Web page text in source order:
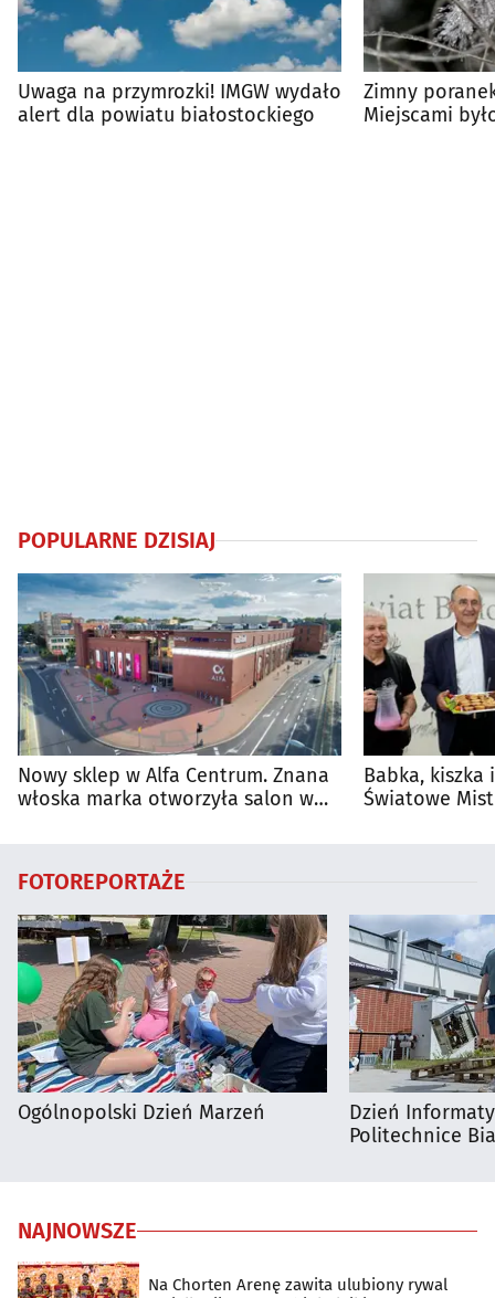
Uwaga na przymrozki! IMGW wydało
alert dla powiatu białostockiego
Zimny
Miejscami
POPULARNE DZISIAJ
Nowy sklep w Alfa Centrum. Znana
włoska marka otworzyła salon w
Babka, kiszka
Światowe
FOTOREPORTAŻE
Ogólnopolski Dzień Marzeń
Dzień
Politechnice
NAJNOWSZE
Na Chorten Arenę zawita ulubiony rywal